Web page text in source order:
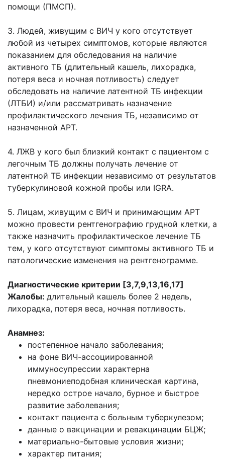
помощи (ПМСП).
3. Людей, живущим с ВИЧ у кого отсутствует
любой из четырех симптомов, которые являются
показанием для обследования на наличие
активного ТБ (длительный кашель, лихорадка,
потеря веса и ночная потливость) следует
обследовать на наличие латентной ТБ инфекции
(ЛТБИ) и/или рассматривать назначение
профилактического лечения ТБ, независимо от
назначенной АРТ.
4. ЛЖВ у кого был близкий контакт с пациентом с
легочным ТБ должны получать лечение от
латентной ТБ инфекции независимо от результатов
туберкулиновой кожной пробы или IGRA.
5. Лицам, живущим с ВИЧ и принимающим АРТ
можно провести рентгенографию грудной клетки, а
также назначить профилактическое лечение ТБ
тем, у кого отсутствуют симптомы активного ТБ и
патологические изменения на рентгенограмме.
Диагностические критерии [3,7,9,13,16,17]
Жалобы: длительный кашель более 2 недель,
лихорадка, потеря веса, ночная потливость.
Анамнез:
постепенное начало заболевания;
на фоне ВИЧ-ассоциированной
иммуносупрессии характерна
пневмониеподобная клиническая картина,
нередко острое начало, бурное и быстрое
развитие заболевания;
контакт пациента с больным туберкулезом;
данные о вакцинации и ревакцинации БЦЖ;
материально-бытовые условия жизни;
характер питания;